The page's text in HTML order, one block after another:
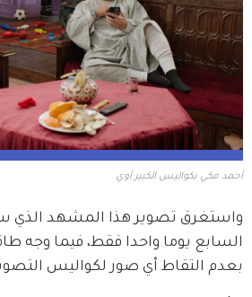
أحمد مكي بكواليس الكبير أوي
واستغرق تصوير هذا المشهد
السابع يوما واحدا فقط، فيما وجه
بعدم التقاط أي صور لكواليس